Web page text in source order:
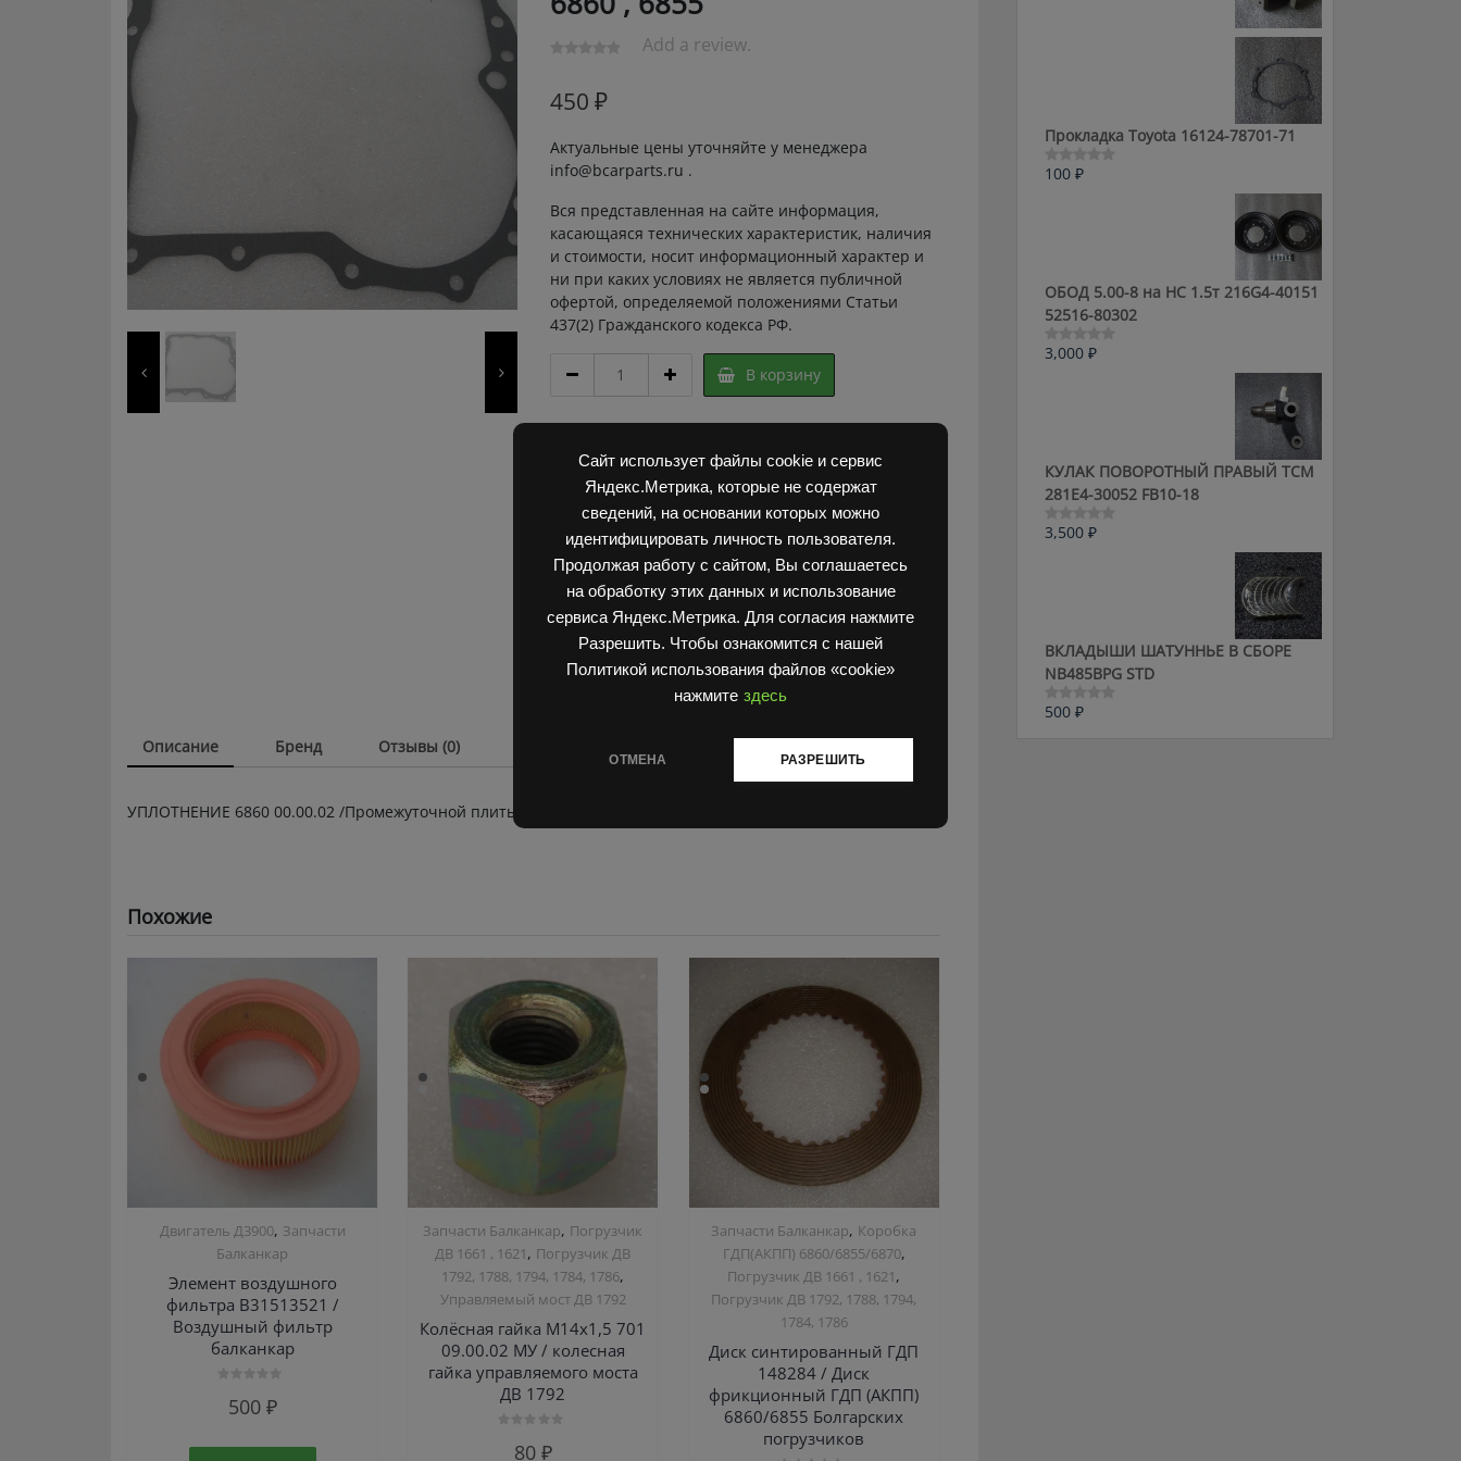
Сайт использует файлы cookie и сервис
Яндекс.Метрика, которые не содержат
сведений, на основании которых можно
идентифицировать личность пользователя.
Продолжая работу с сайтом, Вы соглашаетесь
на обработку этих данных и использование
сервиса Яндекс.Метрика. Для согласия нажмите
Разрешить. Чтобы ознакомится с нашей
Политикой использования файлов «cookie»
нажмите здесь
ОТМЕНА РАЗРЕШИТЬ
Add a review.
450 ₽
Актуальные цены уточняйте у менеджера
info@bcarparts.ru .
Вся представленная на сайте информация,
касающаяся технических характеристик, наличия
и стоимости, носит информационный характер и
ни при каких условиях не является публичной
офертой, определяемой положениями Статьи
437(2) Гражданского кодекса РФ.
6860
плиты
6860
6855
quantity
В корзину
Категории:Запчасти Балканкар,Коробка
ГДП(АКПП) 6860/6855/6870,Погрузчик ДВ 1792,
1788, 1794, 1784, 1786
Описание Бренд Отзывы (0)
УПЛОТНЕНИЕ 6860 00.00.02 /Промежуточной плиты/
Похожие
Двигатель Д3900, Запчасти
Балканкар
Элемент воздушного
фильтра В31513521 /
Воздушный фильтр
балканкар
500 ₽
Запчасти Балканкар, Погрузчик
ДВ 1661 , 1621, Погрузчик ДВ
1792, 1788, 1794, 1784, 1786,
Управляемый мост ДВ 1792
Колёсная гайка М14х1,5 701
09.00.02 МУ / колесная
гайка управляемого моста
ДВ 1792
80 ₽
Запчасти Балканкар, Коробка
ГДП(АКПП) 6860/6855/6870,
Погрузчик ДВ 1661 , 1621,
Погрузчик ДВ 1792, 1788, 1794,
1784, 1786
Диск синтированный ГДП
148284 / Диск
фрикционный ГДП (АКПП)
6860/6855 Болгарских
погрузчиков
Прокладка Toyota 16124-78701-71
Оценка
100 ₽
ОБОД 5.00-8 на HC 1.5т 216G4-40151
52516-80302
Оценка
3,000 ₽
КУЛАК ПОВОРОТНЫЙ ПРАВЫЙ ТСМ
281E4-30052 FB10-18
Оценка
3,500 ₽
ВКЛАДЫШИ ШАТУННЬЕ В СБОРЕ
NB485BPG STD
Оценка
500 ₽